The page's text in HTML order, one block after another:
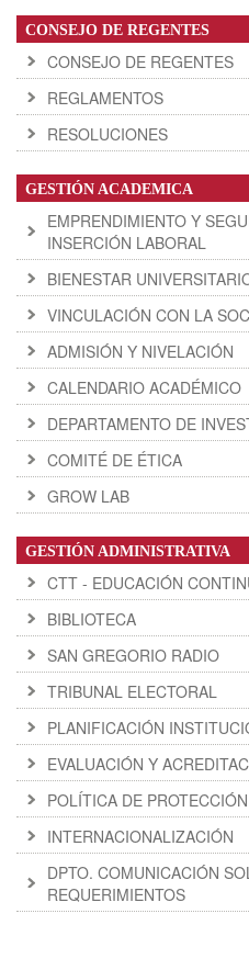
CONSEJO DE REGENTES
CONSEJO DE REGENTES
REGLAMENTOS
RESOLUCIONES
GESTIÓN ACADEMICA
EMPRENDIMIENTO Y
INSERCIÓN LABORAL
BIENESTAR
VINCULACIÓN CON LA
ADMISIÓN Y NIVELACIÓN
CALENDARIO ACADÉMICO
DEPARTAMENTO DE
COMITÉ DE ÉTICA
GROW LAB
GESTIÓN ADMINISTRATIVA
CTT - EDUCACIÓN
BIBLIOTECA
SAN GREGORIO RADIO
TRIBUNAL ELECTORAL
PLANIFICACIÓN
EVALUACIÓN Y
POLÍTICA DE
INTERNACIONALIZACIÓN
DPTO. COMUNICACIÓN
REQUERIMIENTOS